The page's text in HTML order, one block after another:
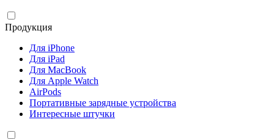
Продукция
Для iPhone
Для iPad
Для MacBook
Для Apple Watch
AirPods
Портативные зарядные устройства
Интересные штучки